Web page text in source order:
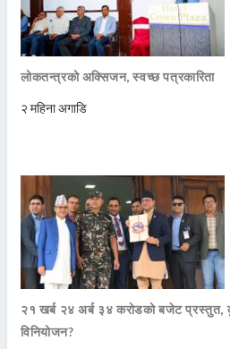
लोकतन्त्रको अक्सिजन, स्वच्छ पत्रकारिता
२ महिना अगाडि
२१ खर्ब २४ अर्ब ३४ करोडको बजेट
विनियोजन?